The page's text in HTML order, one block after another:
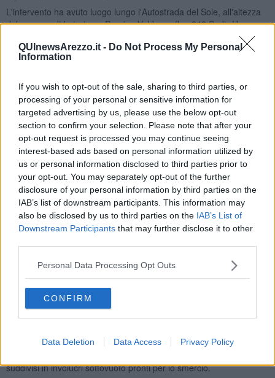
QUInewsArezzo.it - Do Not Process My Personal
Information
If you wish to opt-out of the sale, sharing to third parties, or
processing of your personal or sensitive information for
targeted advertising by us, please use the below opt-out
section to confirm your selection. Please note that after your
opt-out request is processed you may continue seeing
interest-based ads based on personal information utilized by
us or personal information disclosed to third parties prior to
your opt-out. You may separately opt-out of the further
disclosure of your personal information by third parties on the
IAB’s list of downstream participants. This information may
also be disclosed by us to third parties on the IAB’s List of
Downstream Participants that may further disclose it to other
Personal Data Processing Opt Outs
CONFIRM
Data Deletion Data Access Privacy Policy
L'intervento ha avuto luogo lungo l'Autostrada del Sole, all'altezza
del comune di Laterina e Pergine Valdarno (km 343 Sud). Una
Battifolle, impegnata nel controllo del territorio, ha fermato una
vettura proveniente da Milano guidata da un uomo residente nella
Quello che doveva essere un accertamento di routine ha subito
insospettito gli agenti: il conducente manifestava un nervosismo
sproporzionato, inducendo gli operatori ad approfondire il controllo.
L'intuizione si è rivelata fondata: occultata sotto il sedile posteriore,
è stata rinvenuta una pistola semiautomaticaBeretta 9000 S
calibro 9x21, conmatricola abrasa(resa illeggibile) e completa di
caricatore inserito. La perquisizione veicolare ha portato alla luce
un vero e proprio arsenale portatile: oltre all'arma, sono stati
sequestrati un secondo caricatore e oltre 50 proiettili dello stesso
nell'abitacolo.
Data la gravità del ritrovamento (il possesso di un'arma
clandestina), l'attività investigativa è stata immediatamente estesa.
Nel pomeriggio, grazie a una rapida sinergia operativa, il personale
della Polizia Stradale, coadiuvato dagli agenti della
Mobile della Questura di Arezzo, ha proceduto alla perquisizione
soggiorno, nascosti in un baule e in caraffe di vetro, sono stati
suddivisi in involucri sottovuoto pronti per lo smercio.